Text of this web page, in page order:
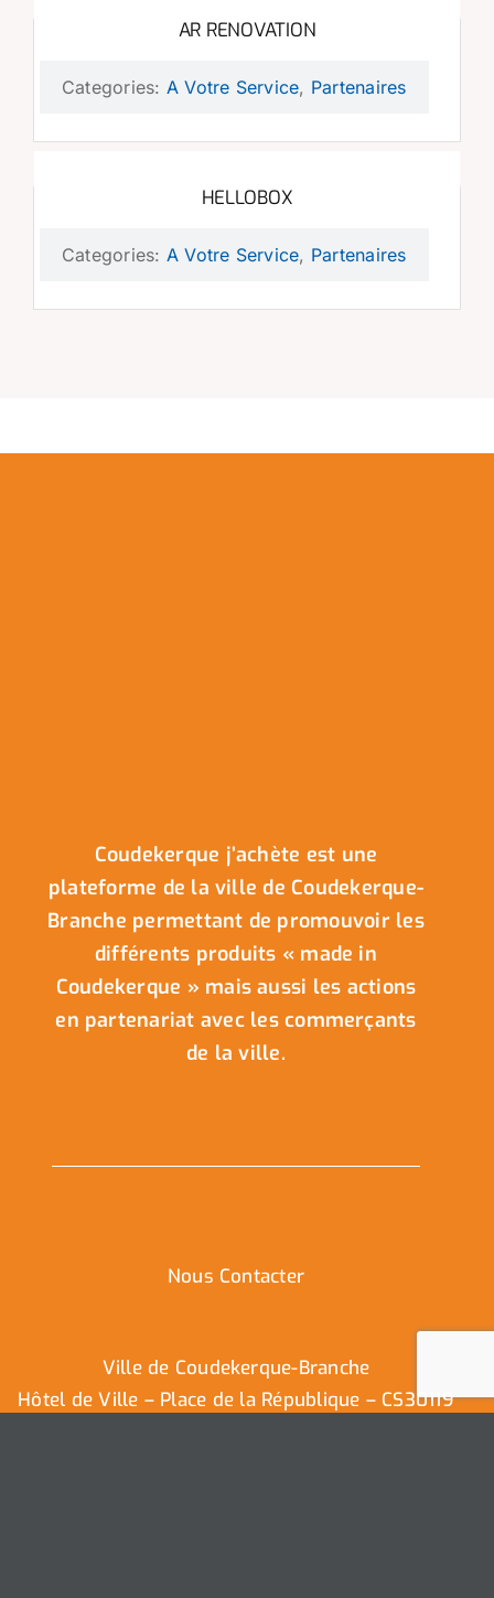
AR RENOVATION
Categories: A Votre Service, Partenaires
HELLOBOX
Categories: A Votre Service, Partenaires
Coudekerque j’achète est une
plateforme de la ville de Coudekerque-
Branche permettant de promouvoir les
différents produits « made in
Coudekerque » mais aussi les actions
en partenariat avec les commerçants
de la ville.
Nous Contacter
Ville de Coudekerque-Branche
Hôtel de Ville – Place de la République – CS30119